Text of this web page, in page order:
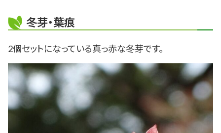
冬芽・葉痕
2個セットになっている真っ赤な冬芽です。